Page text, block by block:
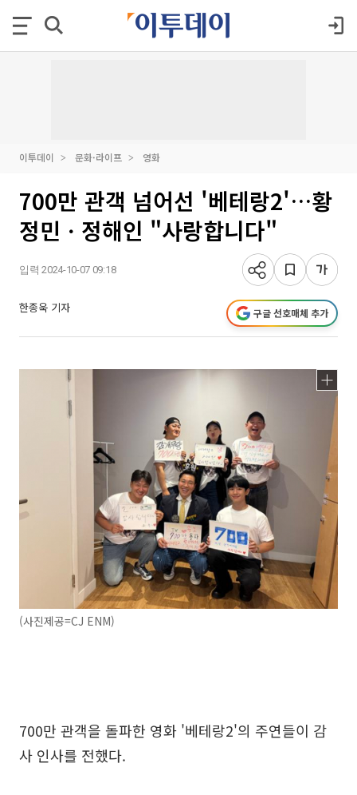
이투데이 문화·라이프 영화
700만 관객 넘어선 '베테랑2'…황
정민ㆍ정해인 "사랑합니다"
입력 2024-10-07 09:18
한종욱 기자 구글 선호매체 추가
(사진제공=CJ ENM)
700만 관객을 돌파한 영화 '베테랑2'의 주연들이 감
사 인사를 전했다.